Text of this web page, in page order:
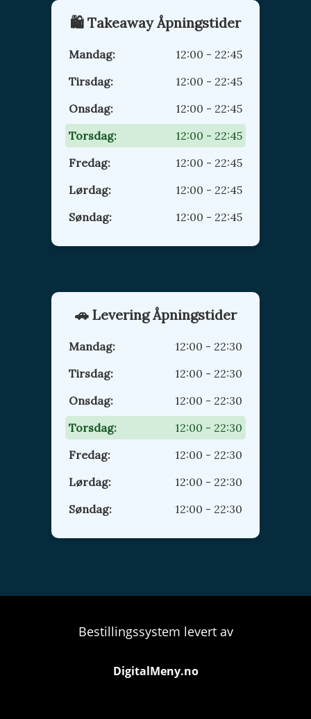
🛍️ Takeaway Åpningstider
Mandag:
12:00 - 22:45
Tirsdag:
12:00 - 22:45
Onsdag:
12:00 - 22:45
Torsdag:
12:00 - 22:45
Fredag:
12:00 - 22:45
Lørdag:
12:00 - 22:45
Søndag:
12:00 - 22:45
🚗 Levering Åpningstider
Mandag:
12:00 - 22:30
Tirsdag:
12:00 - 22:30
Onsdag:
12:00 - 22:30
Torsdag:
12:00 - 22:30
Fredag:
12:00 - 22:30
Lørdag:
12:00 - 22:30
Søndag:
12:00 - 22:30
Bestillingssystem levert av
DigitalMeny.no